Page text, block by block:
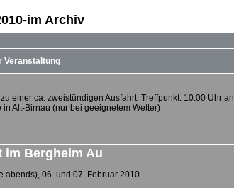
im Archiv
Veranstaltung
einer ca. zweistündigen Ausfahrt; Treffpunkt: 10:00 Uhr an
in Alt-Birnau (nur bei geeignetem Wetter)
im Bergheim Au
abends), 06. und 07. Februar 2010.